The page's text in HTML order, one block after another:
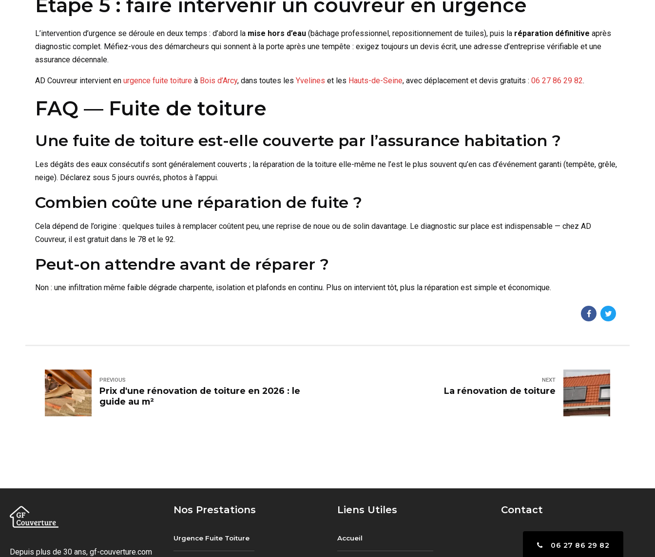
Étape 5 : faire intervenir un couvreur en urgence
L’intervention d’urgence se déroule en deux temps : d’abord la mise hors d’eau (bâchage professionnel, repositionnement de tuiles), puis la réparation définitive après
diagnostic complet. Méfiez-vous des démarcheurs qui sonnent à la porte après une tempête : exigez toujours un devis écrit, une adresse d’entreprise vérifiable et une
assurance décennale.
AD Couvreur intervient en urgence fuite toiture à Bois d’Arcy, dans toutes les Yvelines et les Hauts-de-Seine, avec déplacement et devis gratuits : 06 27 86 29 82.
FAQ — Fuite de toiture
Une fuite de toiture est-elle couverte par l’assurance habitation ?
Les dégâts des eaux consécutifs sont généralement couverts ; la réparation de la toiture elle-même ne l’est le plus souvent qu’en cas d’événement garanti (tempête, grêle,
neige). Déclarez sous 5 jours ouvrés, photos à l’appui.
Combien coûte une réparation de fuite ?
Cela dépend de l’origine : quelques tuiles à remplacer coûtent peu, une reprise de noue ou de solin davantage. Le diagnostic sur place est indispensable — chez AD
Couvreur, il est gratuit dans le 78 et le 92.
Peut-on attendre avant de réparer ?
Non : une infiltration même faible dégrade charpente, isolation et plafonds en continu. Plus on intervient tôt, plus la réparation est simple et économique.
PREVIOUS
Prix d'une rénovation de toiture en 2026 : le
guide au m²
NEXT
La rénovation de toiture
Depuis plus de 30 ans, gf-couverture.com
Nos Prestations
Urgence Fuite Toiture
Liens Utiles
Accueil
Contact
06 27 86 29 82